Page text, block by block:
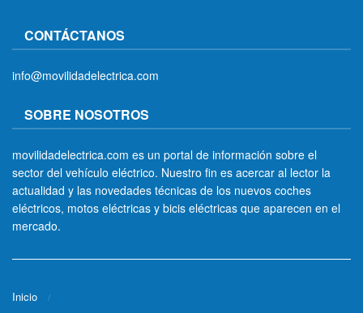
CONTÁCTANOS
info@movilidadelectrica.com
SOBRE NOSOTROS
movilidadelectrica.com es un portal de información sobre el
sector del vehículo eléctrico. Nuestro fin es acercar al lector la
actualidad y las novedades técnicas de los nuevos coches
eléctricos, motos eléctricas y bicis eléctricas que aparecen en el
mercado.
Inicio